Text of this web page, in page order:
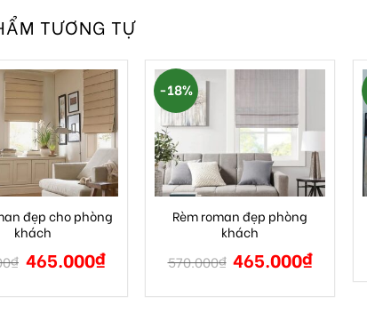
TƯƠNG TỰ
đẹp cho phòng
khách
₫ 465.000₫
-18%
Rèm roman đẹp phòng
khách
570.000₫ 465.000₫